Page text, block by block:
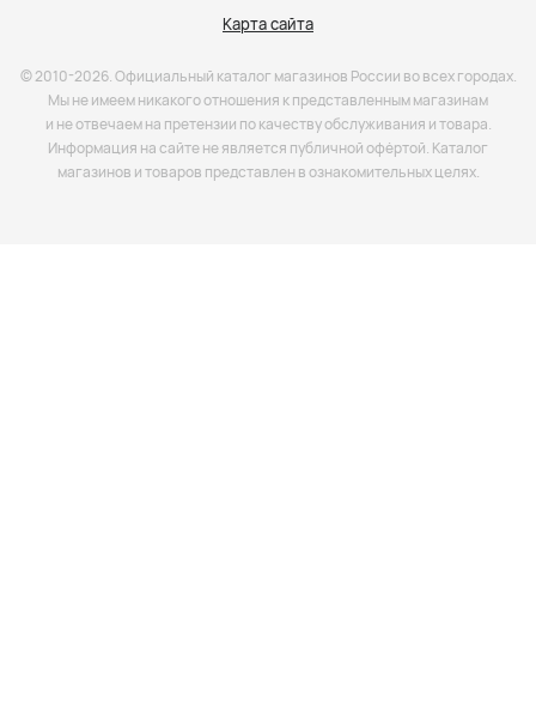
Карта сайта
© 2010-2026. Официальный каталог магазинов России во всех городах.
Мы не имеем никакого отношения к представленным магазинам
и не отвечаем на претензии по качеству обслуживания и товара.
Информация на сайте не является публичной офёртой. Каталог
магазинов и товаров представлен в ознакомительных целях.